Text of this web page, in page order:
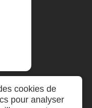
cookies de
pour analyser